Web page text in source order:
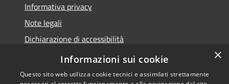
Informativa privacy
Note legali
Dichiarazione di accessibilità
Piano di miglioramento del sito
×
Informazioni sui cookie
Questo sito web utilizza cookie tecnici e assimilati strettamente